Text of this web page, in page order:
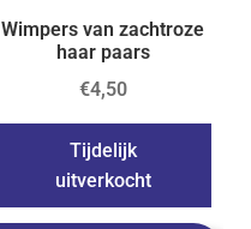
Wimpers van zachtroze
haar paars
€4,50
Tijdelijk
uitverkocht